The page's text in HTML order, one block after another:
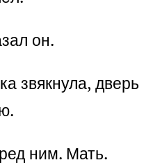
он.
звякнула, дверь
ним. Мать.